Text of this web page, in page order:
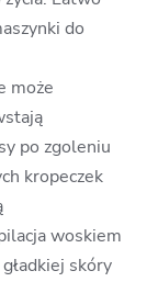
do
może
po zgoleniu
kropeczek
woskiem
skóry